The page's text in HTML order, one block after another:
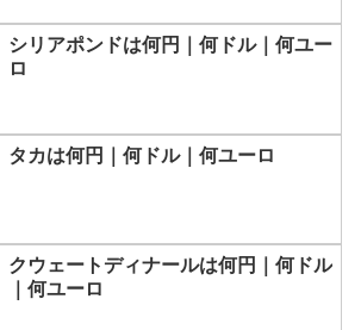
シリアポンドは何円｜何ドル｜何ユー
ロ
タカは何円｜何ドル｜何ユーロ
クウェートディナールは何円｜何ドル
｜何ユーロ